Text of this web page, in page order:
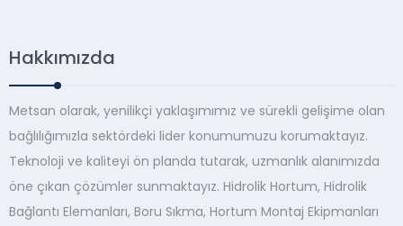
Hakkımızda
Metsan olarak, yenilikçi yaklaşımımız ve sürekli gelişime olan
bağlılığımızla sektördeki lider konumumuzu korumaktayız.
Teknoloji ve kaliteyi ön planda tutarak, uzmanlık alanımızda
öne çıkan çözümler sunmaktayız. Hidrolik Hortum, Hidrolik
Bağlantı Elemanları, Boru Sıkma, Hortum Montaj Ekipmanları